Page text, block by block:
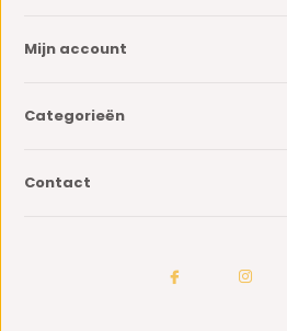
Mijn account
Categorieën
Contact